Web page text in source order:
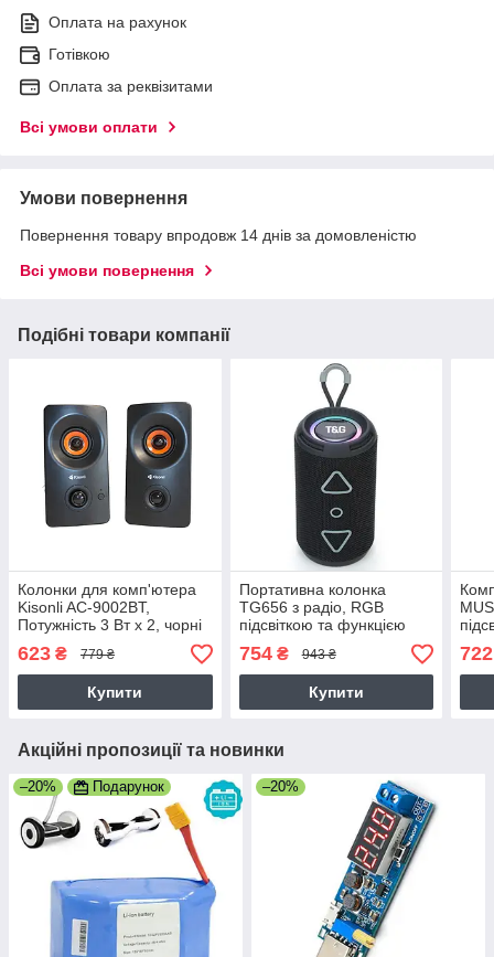
Оплата на рахунок
Готівкою
Оплата за реквізитами
Всі умови оплати
Умови повернення
Повернення товару впродовж 14 днів за домовленістю
Всі умови повернення
Подібні товари компанії
Колонки для комп'ютера
Kisonli AC-9002BT,
Потужність 3 Вт х 2, чорні
623 ₴ 779 ₴
Купити
Портативна колонка
TG656 з радіо, RGB
підсвіткою та функцією
гучного зв'язку, Потужність
16Вт, 15,7х8,5х7,0 см,
чорна
754₴ 943 ₴
Купити
722
Акційні пропозиції та новинки
–20% Подарунок –20%